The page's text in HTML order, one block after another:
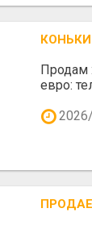
КОНЬКИ
Продам
евро: